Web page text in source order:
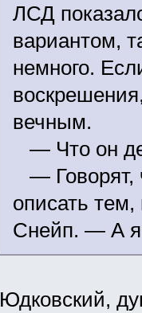
ЛСД
вариантом,
немного.
вечным.
— Что он
— Говорят,
описать тем,
Снейп. — А я
Юдковский,